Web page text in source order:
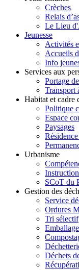
Crèches
Relais
Le Lieu
Jeunesse
Activités
Accueils
Info
Services aux
Portage
Transport
Habitat et cadre
Politique
Espace
Paysages
Urbanisme
SCoT du
Gestion des
Service
Ordures
Tri sélectif
Déchets